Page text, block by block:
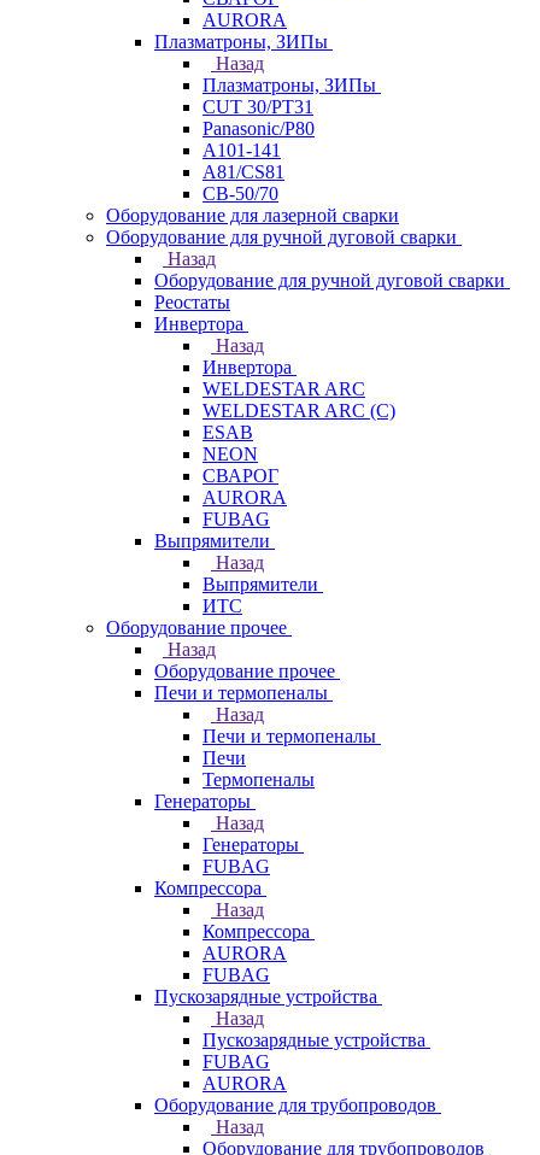
AURORA
Плазматроны, ЗИПы
Назад
Плазматроны, ЗИПы
CUT 30/PT31
Panasonic/P80
А101-141
А81/CS81
СВ-50/70
Оборудование для лазерной сварки
Оборудование для ручной дуговой сварки
Назад
Оборудование для ручной дуговой сварки
Реостаты
Инвертора
Назад
Инвертора
WELDESTAR ARC
WELDESTAR ARC (С)
ESAB
NEON
СВАРОГ
AURORA
FUBAG
Выпрямители
Назад
Выпрямители
ИТС
Оборудование прочее
Назад
Оборудование прочее
Печи и термопеналы
Назад
Печи и термопеналы
Печи
Термопеналы
Генераторы
Назад
Генераторы
FUBAG
Компрессора
Назад
Компрессора
AURORA
FUBAG
Пускозарядные устройства
Назад
Пускозарядные устройства
FUBAG
AURORA
Оборудование для трубопроводов
Назад
Оборудование для трубопроводов